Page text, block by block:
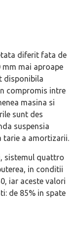
diferit fata de
mm mai aproape
disponibila
compromis intre
masina si
sunt des
suspensia
tarie a amortizarii.
sistemul quattro
in conditii
iar aceste valori
de 85% in spate